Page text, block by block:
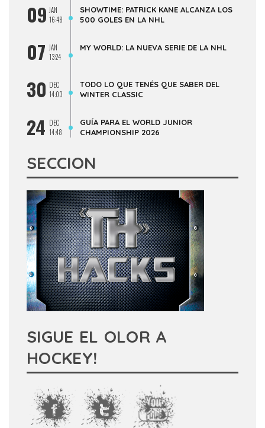
09 JAN
16:48
SHOWTIME: PATRICK KANE ALCANZA LOS
500 GOLES EN LA NHL
07 JAN
13:24
MY WORLD: LA NUEVA SERIE DE LA NHL
30 DEC
14:03
TODO LO QUE TENÉS QUE SABER DEL
WINTER CLASSIC
24 DEC
14:48
GUÍA PARA EL WORLD JUNIOR
CHAMPIONSHIP 2026
SECCION
SIGUE EL OLOR A
HOCKEY!